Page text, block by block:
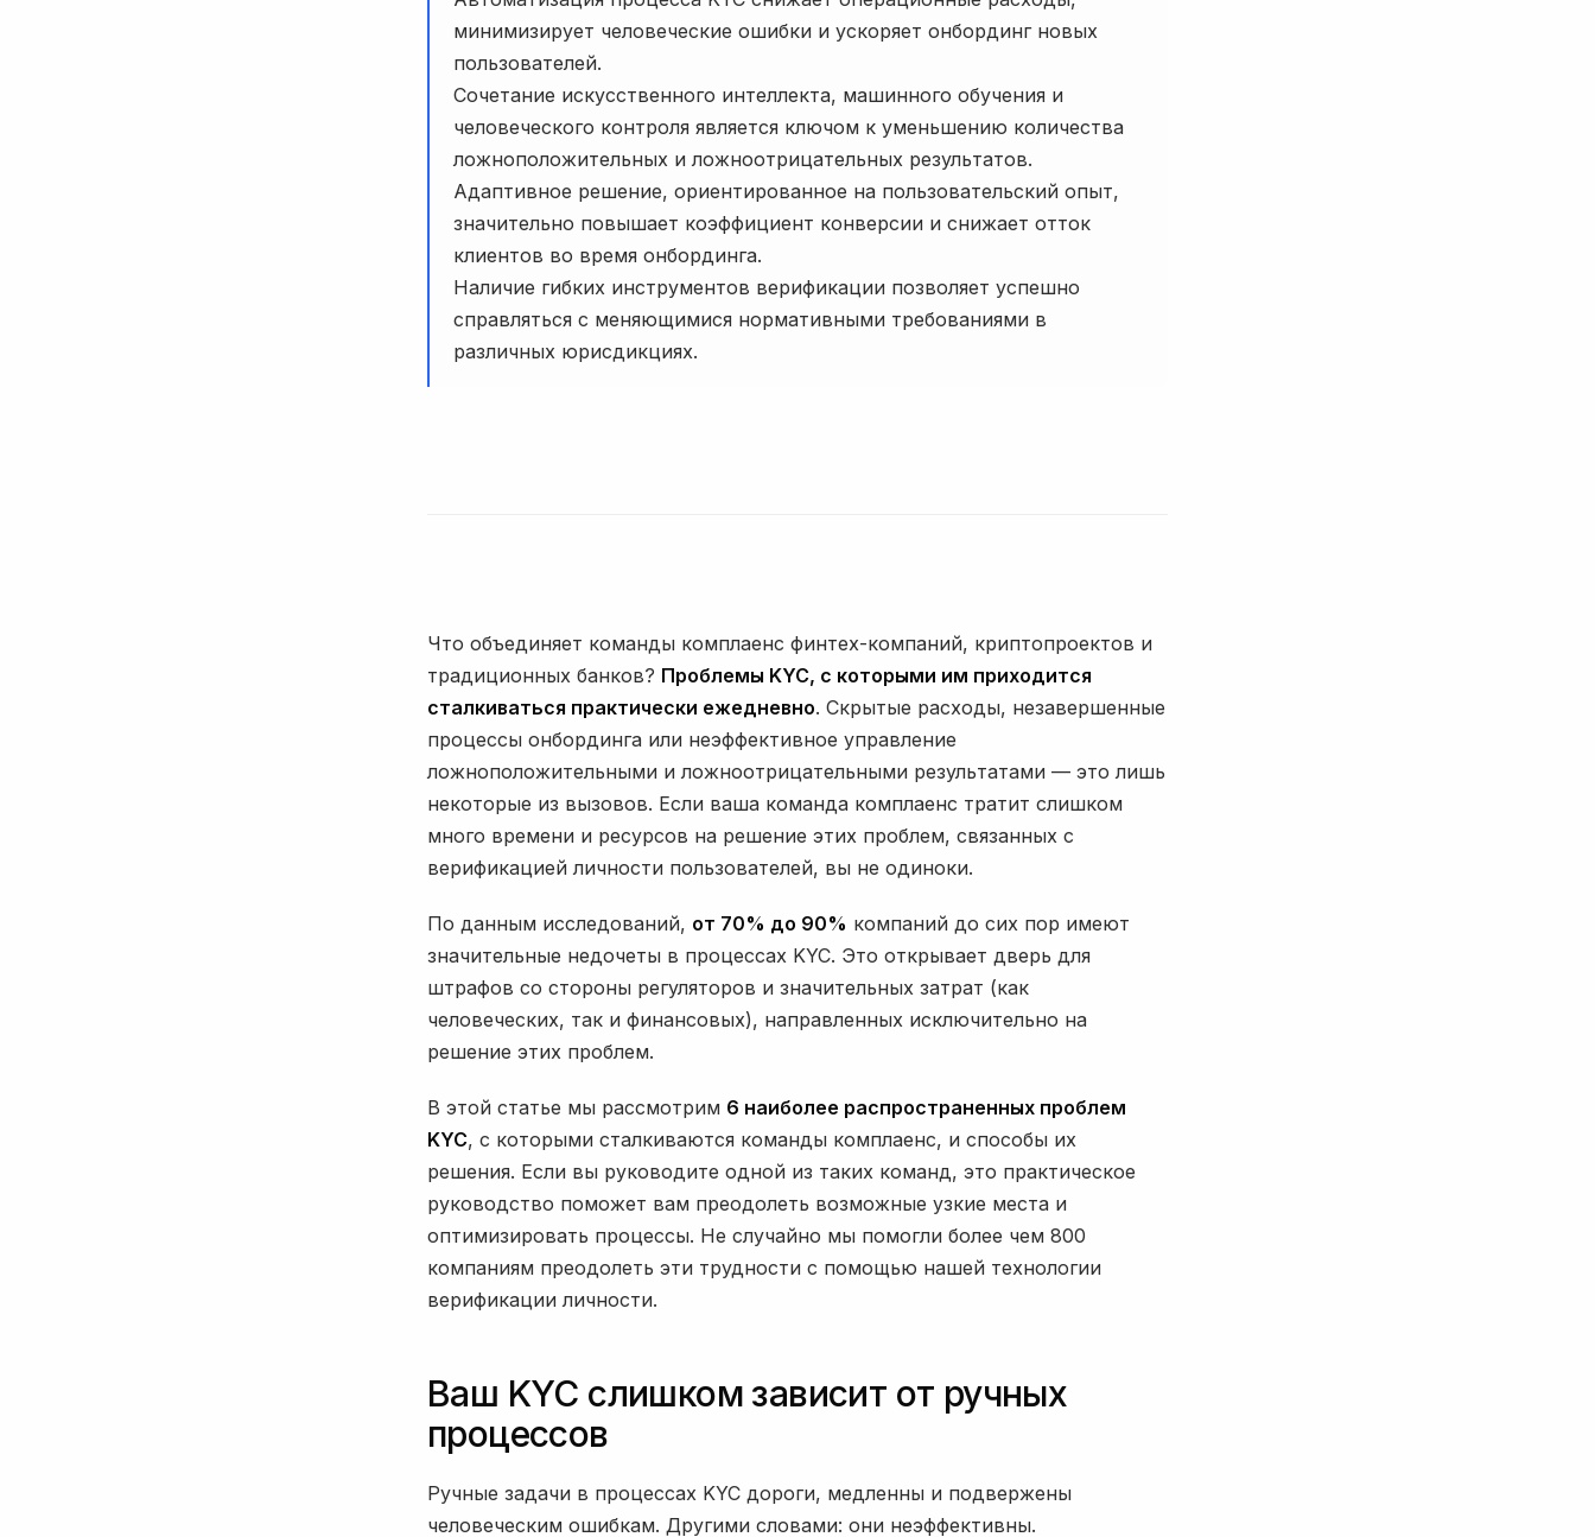
минимизирует человеческие ошибки и ускоряет онбординг новых
пользователей.
Сочетание искусственного интеллекта, машинного обучения и
человеческого контроля является ключом к уменьшению количества
ложноположительных и ложноотрицательных результатов.
Адаптивное решение, ориентированное на пользовательский опыт,
значительно повышает коэффициент конверсии и снижает отток
клиентов во время онбординга.
Наличие гибких инструментов верификации позволяет успешно
справляться с меняющимися нормативными требованиями в
различных юрисдикциях.
Что объединяет команды комплаенс финтех-компаний, криптопроектов и
традиционных банков? Проблемы KYC, с которыми им приходится
сталкиваться практически ежедневно. Скрытые расходы, незавершенные
процессы онбординга или неэффективное управление
ложноположительными и ложноотрицательными результатами — это лишь
некоторые из вызовов. Если ваша команда комплаенс тратит слишком
много времени и ресурсов на решение этих проблем, связанных с
верификацией личности пользователей, вы не одиноки.
По данным исследований, от 70% до 90% компаний до сих пор имеют
значительные недочеты в процессах KYC. Это открывает дверь для
штрафов со стороны регуляторов и значительных затрат (как
человеческих, так и финансовых), направленных исключительно на
решение этих проблем.
В этой статье мы рассмотрим 6 наиболее распространенных проблем
KYC, с которыми сталкиваются команды комплаенс, и способы их
решения. Если вы руководите одной из таких команд, это практическое
руководство поможет вам преодолеть возможные узкие места и
оптимизировать процессы. Не случайно мы помогли более чем 800
компаниям преодолеть эти трудности с помощью нашей технологии
верификации личности.
Ваш KYC слишком зависит от ручных
процессов
Ручные задачи в процессах KYC дороги, медленны и подвержены
человеческим ошибкам. Другими словами: они неэффективны.